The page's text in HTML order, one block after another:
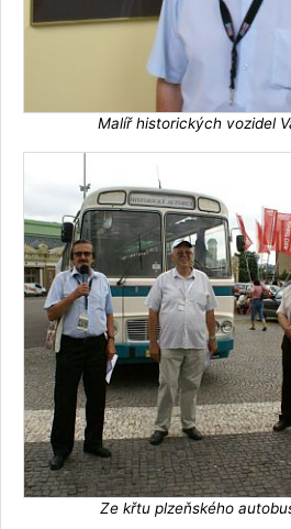
Malíř historických vozidel
Ze křtu plzeňského